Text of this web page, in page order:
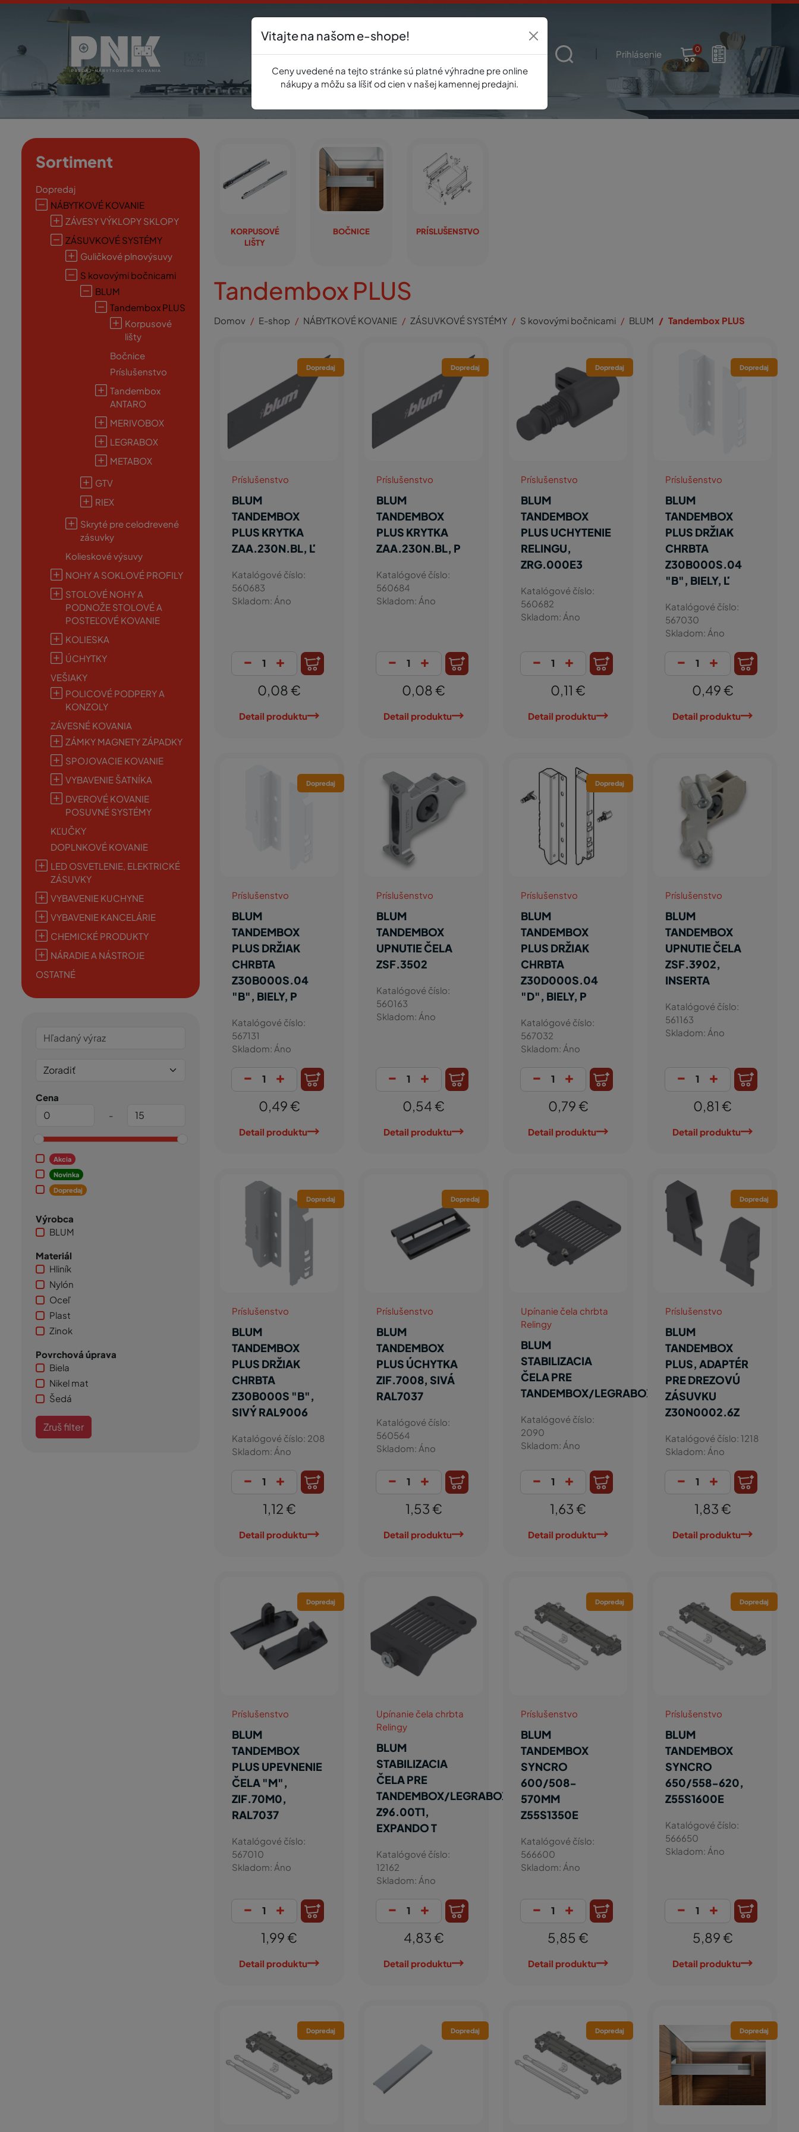
AkcieE-shopRegistráciaNovinkyO násPredajňaKontakt Prihlásenie 0
Sortiment
Dopredaj
NÁBYTKOVÉ KOVANIE
ZÁVESY VÝKLOPY SKLOPY
ZÁSUVKOVÉ SYSTÉMY
Guličkové plnovýsuvy
S kovovými bočnicami
BLUM
Tandembox PLUS
Korpusové
lišty
Bočnice
Príslušenstvo
Tandembox
ANTARO
MERIVOBOX
LEGRABOX
METABOX
GTV
RIEX
Skryté pre celodrevené
zásuvky
Kolieskové výsuvy
NOHY A SOKLOVÉ PROFILY
STOLOVÉ NOHY A
PODNOŽE STOLOVÉ A
POSTEĽOVÉ KOVANIE
KOLIESKA
ÚCHYTKY
VEŠIAKY
POLICOVÉ PODPERY A
KONZOLY
ZÁVESNÉ KOVANIA
ZÁMKY MAGNETY ZÁPADKY
SPOJOVACIE KOVANIE
VYBAVENIE ŠATNÍKA
DVEROVÉ KOVANIE
POSUVNÉ SYSTÉMY
KĽUČKY
DOPLNKOVÉ KOVANIE
LED OSVETLENIE, ELEKTRICKÉ
ZÁSUVKY
VYBAVENIE KUCHYNE
VYBAVENIE KANCELÁRIE
CHEMICKÉ PRODUKTY
NÁRADIE A NÁSTROJE
OSTATNÉ
Cena
-
Akcia
Novinka
Dopredaj
Výrobca
BLUM
Materiál
Hliník
Nylón
Oceľ
Plast
Zinok
Povrchová úprava
Biela
Nikel mat
Šedá
Zruš filter
KORPUSOVÉ
LIŠTY
BOČNICE PRÍSLUŠENSTVO
Tandembox PLUS
Domov E-shop NÁBYTKOVÉ KOVANIE ZÁSUVKOVÉ SYSTÉMY S kovovými bočnicami BLUM Tandembox PLUS
Dopredaj
Príslušenstvo
BLUM
TANDEMBOX
PLUS KRYTKA
ZAA.230N.BL, Ľ
Katalógové číslo:
560683
Skladom: Áno
- +
0,08 €
Detail produktu
Dopredaj
Príslušenstvo
BLUM
TANDEMBOX
PLUS KRYTKA
ZAA.230N.BL, P
Katalógové číslo:
560684
Skladom: Áno
- +
0,08 €
Detail produktu
Dopredaj
Príslušenstvo
BLUM
TANDEMBOX
PLUS UCHYTENIE
RELINGU,
ZRG.000E3
Katalógové číslo:
560682
Skladom: Áno
- +
0,11 €
Detail produktu
Dopredaj
Príslušenstvo
BLUM
TANDEMBOX
PLUS DRŽIAK
CHRBTA
Z30B000S.04
"B", BIELY, Ľ
Katalógové číslo:
567030
Skladom: Áno
- +
0,49 €
Detail produktu
Dopredaj
Príslušenstvo
BLUM
TANDEMBOX
PLUS DRŽIAK
CHRBTA
Z30B000S.04
"B", BIELY, P
Katalógové číslo:
567131
Skladom: Áno
- +
0,49 €
Detail produktu
Príslušenstvo
BLUM
TANDEMBOX
UPNUTIE ČELA
ZSF.3502
Katalógové číslo:
560163
Skladom: Áno
- +
0,54 €
Detail produktu
Dopredaj
Príslušenstvo
BLUM
TANDEMBOX
PLUS DRŽIAK
CHRBTA
Z30D000S.04
"D", BIELY, P
Katalógové číslo:
567032
Skladom: Áno
- +
0,79 €
Detail produktu
Príslušenstvo
BLUM
TANDEMBOX
UPNUTIE ČELA
ZSF.3902,
INSERTA
Katalógové číslo:
561163
Skladom: Áno
- +
0,81 €
Detail produktu
Dopredaj
Príslušenstvo
BLUM
TANDEMBOX
PLUS DRŽIAK
CHRBTA
Z30B000S "B",
SIVÝ RAL9006
Katalógové číslo: 208
Skladom: Áno
- +
1,12 €
Detail produktu
Dopredaj
Príslušenstvo
BLUM
TANDEMBOX
PLUS ÚCHYTKA
ZIF.7008, SIVÁ
RAL7037
Katalógové číslo:
560564
Skladom: Áno
- +
1,53 €
Detail produktu
Upínanie čela chrbta
Relingy
BLUM
STABILIZACIA
ČELA PRE
TANDEMBOX/LEGRABOX/MERIVOBOX
Katalógové číslo:
2090
Skladom: Áno
- +
1,63 €
Detail produktu
Dopredaj
Príslušenstvo
BLUM
TANDEMBOX
PLUS, ADAPTÉR
PRE DREZOVÚ
ZÁSUVKU
Z30N0002.6Z
Katalógové číslo: 1218
Skladom: Áno
- +
1,83 €
Detail produktu
Dopredaj
Príslušenstvo
BLUM
TANDEMBOX
PLUS UPEVNENIE
ČELA "M",
ZIF.70M0,
RAL7037
Katalógové číslo:
567010
Skladom: Áno
- +
1,99 €
Detail produktu
Upínanie čela chrbta
Relingy
BLUM
STABILIZACIA
ČELA PRE
TANDEMBOX/LEGRABOX/MERIVOBOX,
Z96.00T1,
EXPANDO T
Katalógové číslo:
12162
Skladom: Áno
- +
4,83 €
Detail produktu
Dopredaj
Príslušenstvo
BLUM
TANDEMBOX
SYNCRO
600/508-
570MM
Z55S1350E
Katalógové číslo:
566600
Skladom: Áno
- +
5,85 €
Detail produktu
Dopredaj
Príslušenstvo
BLUM
TANDEMBOX
SYNCRO
650/558-620,
Z55S1600E
Katalógové číslo:
566650
Skladom: Áno
- +
5,89 €
Detail produktu
Dopredaj Dopredaj Dopredaj Dopredaj
Vitajte na našom e-shope!
Ceny uvedené na tejto stránke sú platné výhradne pre online
nákupy a môžu sa líšiť od cien v našej kamennej predajni.